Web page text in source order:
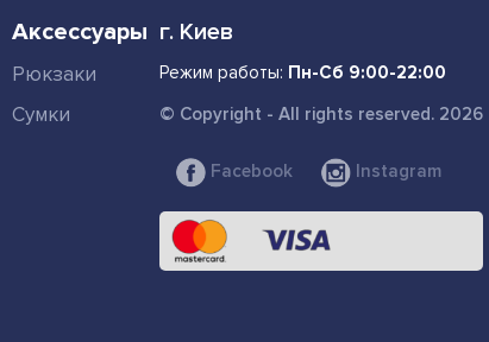
Аксессуары
Рюкзаки
Сумки
г. Киев
Режим работы: Пн-Сб 9:00-22:00
© Copyright - All rights reserved. 2026
Facebook Instagram